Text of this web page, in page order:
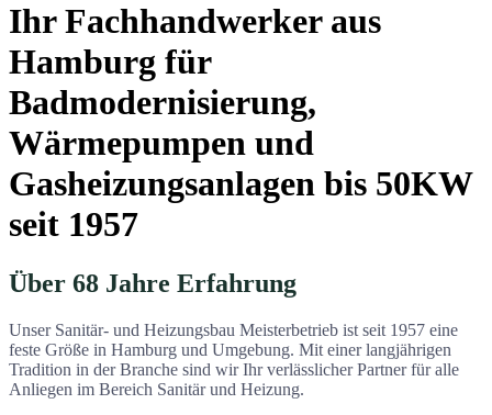
Ihr Fachhandwerker aus
Hamburg für
Badmodernisierung,
Wärmepumpen und
Gasheizungsanlagen bis 50KW
seit 1957
Über 68 Jahre Erfahrung
Unser Sanitär- und Heizungsbau Meisterbetrieb ist seit 1957 eine
feste Größe in Hamburg und Umgebung. Mit einer langjährigen
Tradition in der Branche sind wir Ihr verlässlicher Partner für alle
Anliegen im Bereich Sanitär und Heizung.